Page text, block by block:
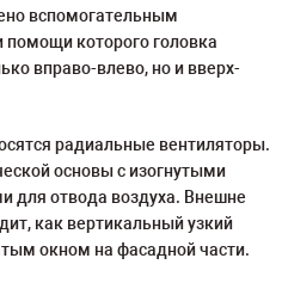
вспомогательным
которого головка
вправо-влево, но и вверх-
радиальные вентиляторы.
основы с изогнутыми
для отвода воздуха. Внешне
как вертикальный узкий
окном на фасадной части.